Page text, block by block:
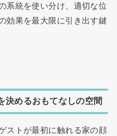
系統を使い分け、適切な位
効果を最大限に引き出す鍵
決めるおもてなしの空間
ストが最初に触れる家の顔